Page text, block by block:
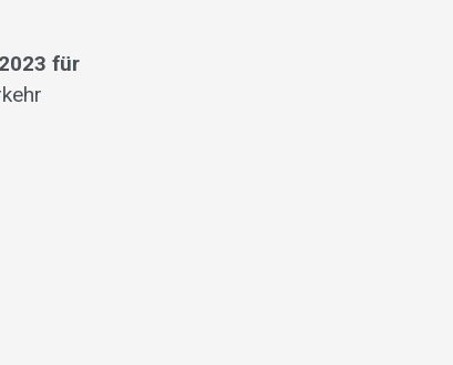
für